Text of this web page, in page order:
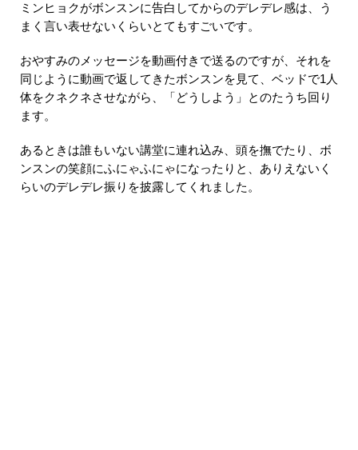
ミンヒョクがボンスンに告白してからのデレデレ感は、う
まく言い表せないくらいとてもすごいです。
おやすみのメッセージを動画付きで送るのですが、それを
同じように動画で返してきたボンスンを見て、ベッドで1人
体をクネクネさせながら、「どうしよう」とのたうち回り
ます。
あるときは誰もいない講堂に連れ込み、頭を撫でたり、ボ
ンスンの笑顔にふにゃふにゃになったりと、ありえないく
らいのデレデレ振りを披露してくれました。